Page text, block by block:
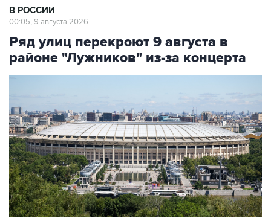
В РОССИИ
00:05, 9 августа 2026
Ряд улиц перекроют 9 августа в
районе "Лужников" из-за концерта